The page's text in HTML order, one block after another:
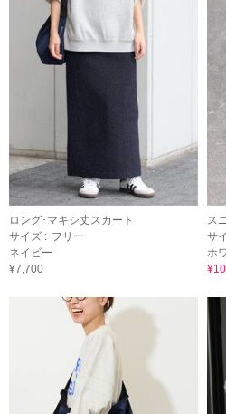
ロング･マキシ丈スカート
サイズ : フリー
ネイビー
¥7,700
ス
サ
ホ